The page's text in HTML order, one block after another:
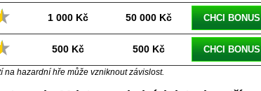
1 000 Kč 50 000 Kč CHCI BONUS
500 Kč 500 Kč CHCI BONUS
na hazardní hře může vzniknout závislost.